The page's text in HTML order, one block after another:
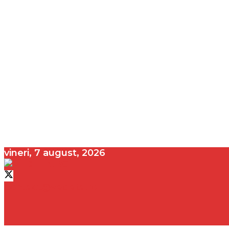
vineri, 7 august, 2026